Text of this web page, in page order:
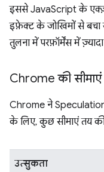
इससे JavaScript के
इफ़ेक्ट के जोखिमों से बचा
तुलना में परफ़ॉर्मेंस में
Chrome की सीमाएं
Chrome ने
के लिए, कुछ सीमाएं तय
उत्सुकता